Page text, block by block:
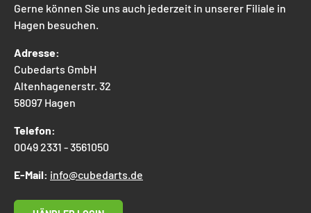
Gerne können Sie uns auch jederzeit in unserer Filiale in
Hagen besuchen.
Adresse:
Cubedarts GmbH
Altenhagenerstr. 32
58097 Hagen
Telefon:
0049 2331 - 3561050
E-Mail: info@cubedarts.de